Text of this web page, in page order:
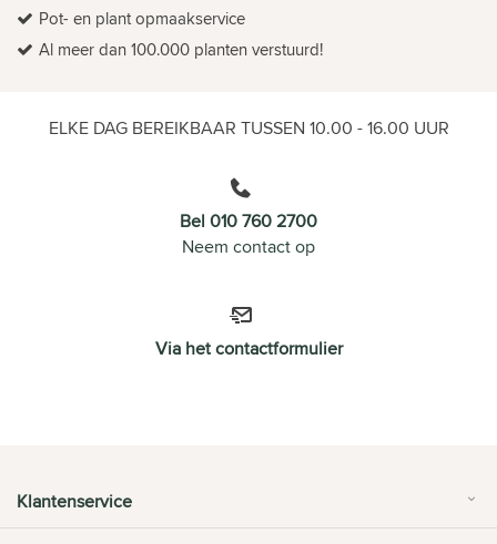
Pot- en plant opmaakservice
Al meer dan 100.000 planten verstuurd!
ELKE DAG BEREIKBAAR TUSSEN 10.00 - 16.00 UUR
Bel 010 760 2700
Neem contact op
Via het contactformulier
Klantenservice